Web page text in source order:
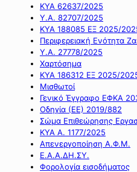
ΚΥΑ 62637/2025
Υ.Α. 82707/2025
ΚΥΑ 188085 ΕΞ 2025/
Περιφερειακή Ενότητα
Υ.Α. 27778/2025
Χαρτόσημα
ΚΥΑ 186312 ΕΞ 2025/
Μισθωτοί
Γενικό Έγγραφο ΕΦΚΑ
Οδηγία (ΕΕ) 2019/882
Σώμα Επιθεώρησης
ΚΥΑ Α. 1177/2025
Απενεργοποίηση Α.Φ.Μ.
Ε.Α.Α.ΔΗ.ΣΥ.
Φορολογία εισοδήματος